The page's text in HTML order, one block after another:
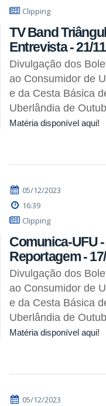
Clipping
TV Band
Entrevista - 21/
Divulgação dos
ao Consumidor de
e da Cesta Básica
Uberlândia de
Matéria disponível aqui!
05/12/2023
16:39
Clipping
Comunica-UFU
Reportagem -
Divulgação dos
ao Consumidor de
e da Cesta Básica
Uberlândia de
Matéria disponível aqui!
05/12/2023